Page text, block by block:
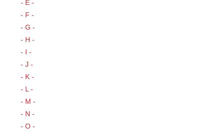
- E -
- F -
- G -
- H -
- I -
- J -
- K -
- L -
- M -
- N -
- O -